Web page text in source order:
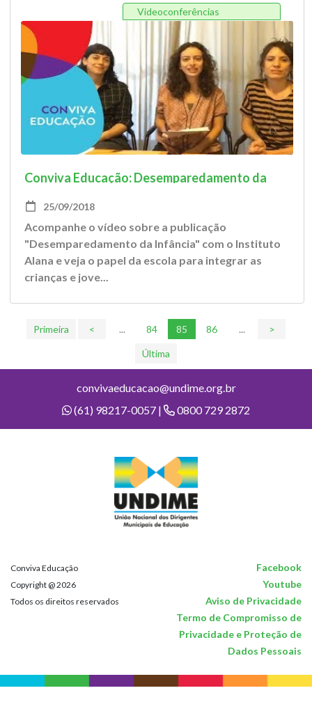
Videoconferências
Conviva Educação: Desemparedamento da
25/09/2018
Acompanhe o vídeo sobre a publicação
"Desemparedamento da Infância" com o Instituto
Alana e veja o papel da escola para integrar as
crianças e jove...
Primeira < ... 84 85 86 ... >
Última
convivaeducacao@undime.org.br
(61) 98217-0057 |
0800 729 2872
Conviva Educação Facebook
Copyright @ 2026 Youtube
Todos os direitos reservados
Aviso de Privacidade
Termo de Compromisso de
Privacidade e Proteção de
Dados Pessoais